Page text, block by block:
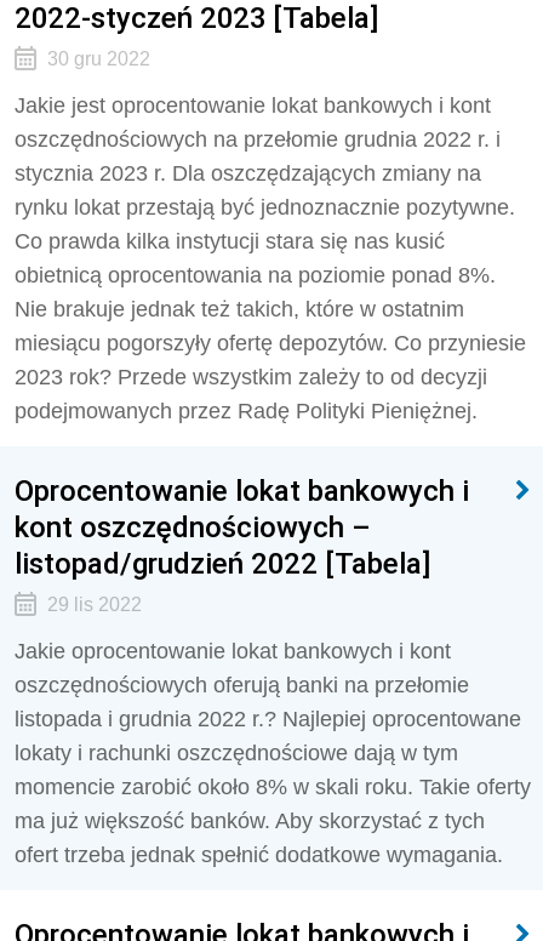
2022-styczeń 2023 [Tabela]
30 gru 2022
Jakie jest oprocentowanie lokat bankowych i kont
oszczędnościowych na przełomie grudnia 2022 r. i
stycznia 2023 r. Dla oszczędzających zmiany na
rynku lokat przestają być jednoznacznie pozytywne.
Co prawda kilka instytucji stara się nas kusić
obietnicą oprocentowania na poziomie ponad 8%.
Nie brakuje jednak też takich, które w ostatnim
miesiącu pogorszyły ofertę depozytów. Co przyniesie
2023 rok? Przede wszystkim zależy to od decyzji
podejmowanych przez Radę Polityki Pieniężnej.
Oprocentowanie lokat bankowych i
kont oszczędnościowych –
listopad/grudzień 2022 [Tabela]
29 lis 2022
Jakie oprocentowanie lokat bankowych i kont
oszczędnościowych oferują banki na przełomie
listopada i grudnia 2022 r.? Najlepiej oprocentowane
lokaty i rachunki oszczędnościowe dają w tym
momencie zarobić około 8% w skali roku. Takie oferty
ma już większość banków. Aby skorzystać z tych
ofert trzeba jednak spełnić dodatkowe wymagania.